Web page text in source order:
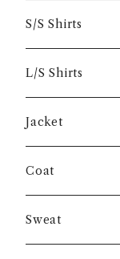
S/S Shirts
L/S Shirts
Jacket
Coat
Sweat